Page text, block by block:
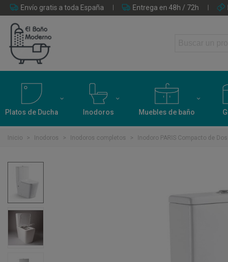
Envío gratis a toda España Entrega en 48h / 72h
Platos de Ducha Inodoros Muebles de baño
Inicio > Inodoros > Inodoros completos > Inodoro PARIS Compacto de